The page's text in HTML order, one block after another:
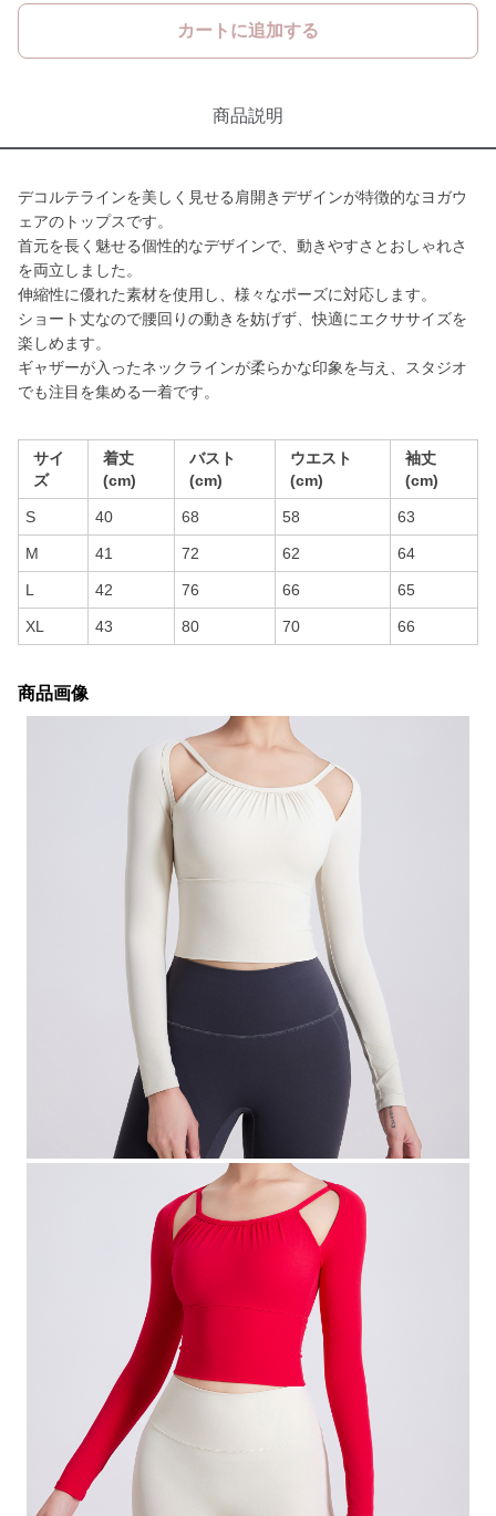
カートに追加する
商品説明
デコルテラインを美しく見せる肩開きデザインが特徴的なヨガウ
ェアのトップスです。
首元を長く魅せる個性的なデザインで、動きやすさとおしゃれさ
を両立しました。
伸縮性に優れた素材を使用し、様々なポーズに対応します。
ショート丈なので腰回りの動きを妨げず、快適にエクササイズを
楽しめます。
ギャザーが入ったネックラインが柔らかな印象を与え、スタジオ
でも注目を集める一着です。
サイ
ズ
着丈
(cm)
バスト
(cm)
ウエスト
(cm)
袖丈
(cm)
S 40 68 58 63
M 41 72 62 64
L 42 76 66 65
XL 43 80 70 66
商品画像